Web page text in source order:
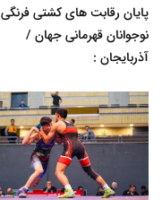
پایان رقابت های کشتی فرنگی
نوجوانان قهرمانی جهان /
آذربایجان :